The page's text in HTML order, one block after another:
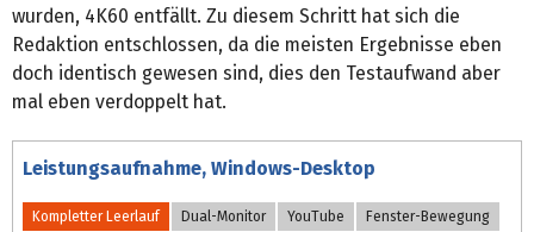
wurden, 4K60 entfällt. Zu diesem Schritt hat sich die
Redaktion entschlossen, da die meisten Ergebnisse eben
doch identisch gewesen sind, dies den Testaufwand aber
mal eben verdoppelt hat.
Leistungsaufnahme, Windows-Desktop
Kompletter Leerlauf Dual-Monitor YouTube Fenster-Bewegung